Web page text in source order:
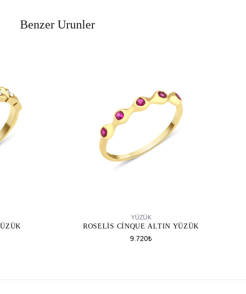
Benzer Urunler
YÜZÜK
ROSELIS CINQUE ALTIN YÜZÜK
9.720₺